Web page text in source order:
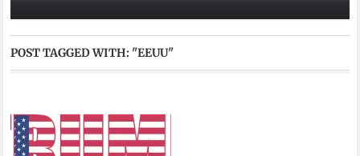
POST TAGGED WITH: "EEUU"